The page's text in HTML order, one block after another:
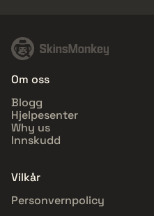
Om oss
Blogg
Hjelpesenter
Why us
Innskudd
Vilkår
Personvernpolicy